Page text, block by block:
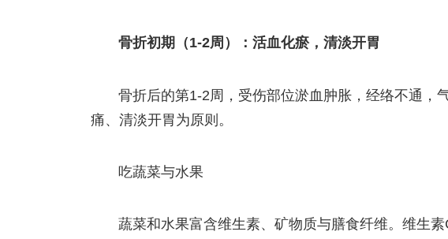
骨折初期（1-2周）：活血化瘀，清淡开胃
骨折后的第1-2周，受伤部位淤血肿胀，经络不通，
痛、清淡开胃为原则。
吃蔬菜与水果
蔬菜和水果富含维生素、矿物质与膳食纤维。维生